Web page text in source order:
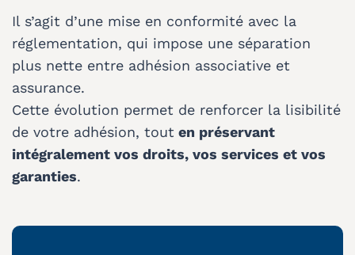
Il s’agit d’une mise en conformité avec la
réglementation, qui impose une séparation
plus nette entre adhésion associative et
assurance.
Cette évolution permet de renforcer la lisibilité
de votre adhésion, tout en préservant
intégralement vos droits, vos services et vos
garanties.